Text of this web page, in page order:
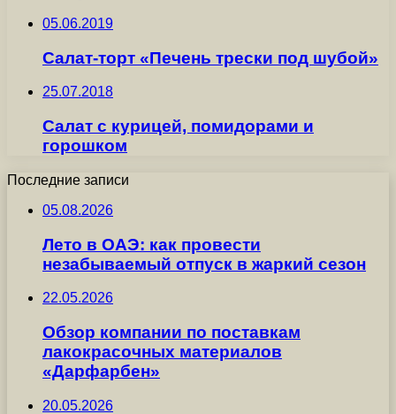
05.06.2019
Салат-торт «Печень трески под шубой»
25.07.2018
Салат с курицей, помидорами и
горошком
Последние записи
05.08.2026
Лето в ОАЭ: как провести
незабываемый отпуск в жаркий сезон
22.05.2026
Обзор компании по поставкам
лакокрасочных материалов
«Дарфарбен»
20.05.2026